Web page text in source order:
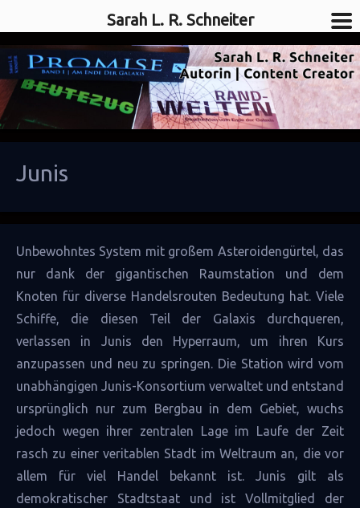
Sarah L. R. Schneiter
Junis
Unbewohntes System mit großem Asteroidengürtel, das
nur dank der gigantischen Raumstation und dem
Knoten für diverse Handelsrouten Bedeutung hat. Viele
Schiffe, die diesen Teil der Galaxis durchqueren,
verlassen in Junis den Hyperraum, um ihren Kurs
anzupassen und neu zu springen. Die Station wird vom
unabhängigen Junis-Konsortium verwaltet und entstand
ursprünglich nur zum Bergbau in dem Gebiet, wuchs
jedoch wegen ihrer zentralen Lage im Laufe der Zeit
rasch zu einer veritablen Stadt im Weltraum an, die vor
allem für viel Handel bekannt ist. Junis gilt als
demokratischer Stadtstaat und ist Vollmitglied der
Sarah L. R. Schneiter